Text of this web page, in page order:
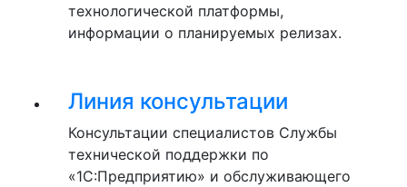
технологической платформы,
информации о планируемых релизах.
Линия консультации
Консультации специалистов Службы
технической поддержки по
«1С:Предприятию» и обслуживающего